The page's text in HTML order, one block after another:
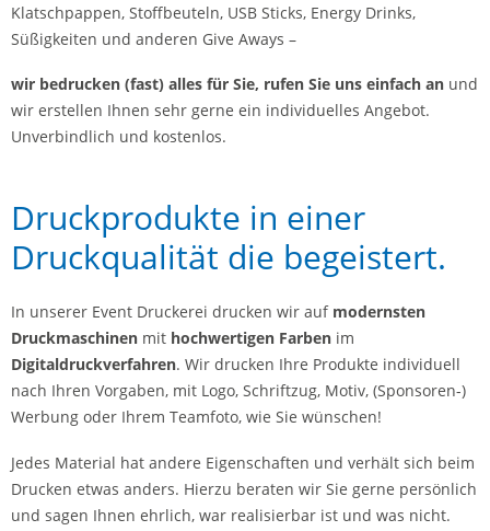
Klatschpappen, Stoffbeuteln, USB Sticks, Energy Drinks,
Süßigkeiten und anderen Give Aways –
wir bedrucken (fast) alles für Sie, rufen Sie uns einfach an und
wir erstellen Ihnen sehr gerne ein individuelles Angebot.
Unverbindlich und kostenlos.
Druckprodukte in einer
Druckqualität die begeistert.
In unserer Event Druckerei drucken wir auf modernsten
Druckmaschinen mit hochwertigen Farben im
Digitaldruckverfahren. Wir drucken Ihre Produkte individuell
nach Ihren Vorgaben, mit Logo, Schriftzug, Motiv, (Sponsoren-)
Werbung oder Ihrem Teamfoto, wie Sie wünschen!
Jedes Material hat andere Eigenschaften und verhält sich beim
Drucken etwas anders. Hierzu beraten wir Sie gerne persönlich
und sagen Ihnen ehrlich, war realisierbar ist und was nicht.